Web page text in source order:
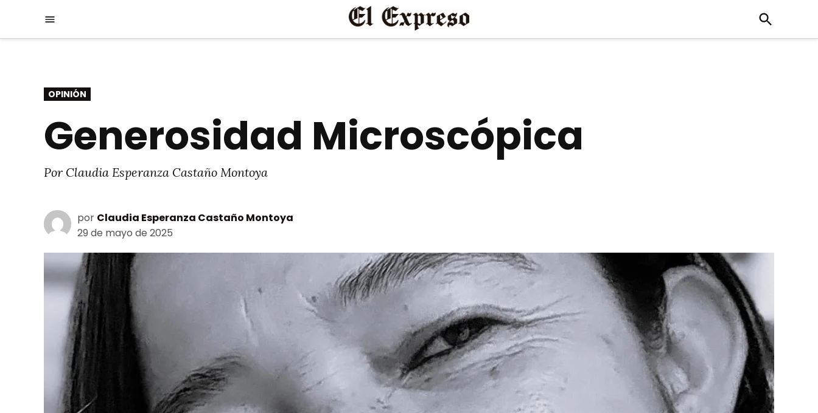
Menú
Open
Search
PUBLICADO
EN
OPINIÓN
Generosidad Microscópica
Por Claudia Esperanza Castaño Montoya
por Claudia Esperanza Castaño Montoya
29 de mayo de 2025